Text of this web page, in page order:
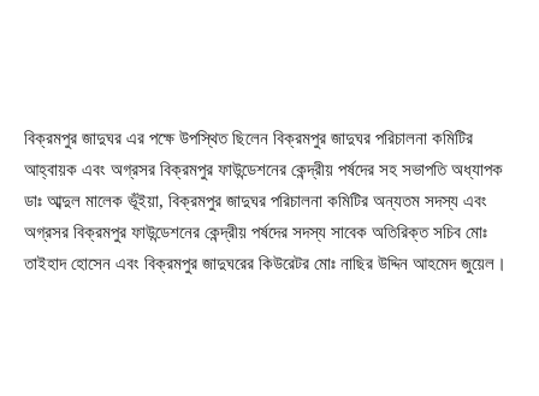
বিক্রমপুর জাদুঘর এর পক্ষে উপস্থিত ছিলেন বিক্রমপুর জাদুঘর পরিচালনা কমিটির
আহ্বায়ক এবং অগ্রসর বিক্রমপুর ফাউন্ডেশনের কেন্দ্রীয় পর্ষদের সহ সভাপতি অধ্যাপক
ডাঃ আব্দুল মালেক ভূঁইয়া, বিক্রমপুর জাদুঘর পরিচালনা কমিটির অন্যতম সদস্য এবং
অগ্রসর বিক্রমপুর ফাউন্ডেশনের কেন্দ্রীয় পর্ষদের সদস্য সাবেক অতিরিক্ত সচিব মোঃ
তাইহাদ হোসেন এবং বিক্রমপুর জাদুঘরের কিউরেটর মোঃ নাছির উদ্দিন আহমেদ জুয়েল।